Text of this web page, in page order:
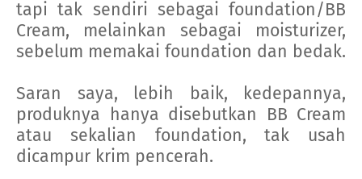
tapi tak sendiri sebagai foundation/BB
Cream, melainkan sebagai moisturizer,
sebelum memakai foundation dan bedak.
Saran saya, lebih baik, kedepannya,
produknya hanya disebutkan BB Cream
atau sekalian foundation, tak usah
dicampur krim pencerah.